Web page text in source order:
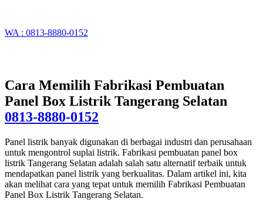
WA : 0813-8880-0152
Cara Memilih Fabrikasi Pembuatan
Panel Box Listrik Tangerang Selatan
0813-8880-0152
Panel listrik banyak digunakan di berbagai industri dan perusahaan
untuk mengontrol suplai listrik. Fabrikasi pembuatan panel box
listrik Tangerang Selatan adalah salah satu alternatif terbaik untuk
mendapatkan panel listrik yang berkualitas. Dalam artikel ini, kita
akan melihat cara yang tepat untuk memilih Fabrikasi Pembuatan
Panel Box Listrik Tangerang Selatan.